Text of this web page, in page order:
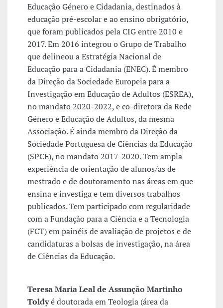
Educação Género e Cidadania, destinados à
educação pré-escolar e ao ensino obrigatório,
que foram publicados pela CIG entre 2010 e
2017. Em 2016 integrou o Grupo de Trabalho
que delineou a Estratégia Nacional de
Educação para a Cidadania (ENEC). É membro
da Direção da Sociedade Europeia para a
Investigação em Educação de Adultos (ESREA),
no mandato 2020-2022, e co-diretora da Rede
Género e Educação de Adultos, da mesma
Associação. É ainda membro da Direção da
Sociedade Portuguesa de Ciências da Educação
(SPCE), no mandato 2017-2020. Tem ampla
experiência de orientação de alunos/as de
mestrado e de doutoramento nas áreas em que
ensina e investiga e tem diversos trabalhos
publicados. Tem participado com regularidade
com a Fundação para a Ciência e a Tecnologia
(FCT) em painéis de avaliação de projetos e de
candidaturas a bolsas de investigação, na área
de Ciências da Educação.
Teresa Maria Leal de Assunção Martinho
Toldyé doutorada em Teologia (área da